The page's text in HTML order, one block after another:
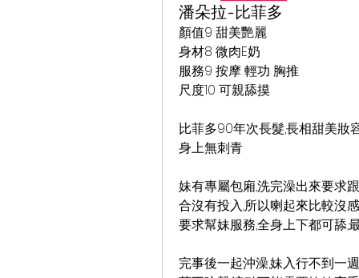
潘朵拉-比菲多
顏值9 甜美艷麗
身材8 微肉E奶
服務9 按摩 輕功 胸推
尺度10 可親舔摸
比菲多90年次長髮,長相甜美妝
身上無刺青
妹有專屬包廂,洗完澡出來要求
合沒有投入,所以喇起來比較沒
要求幫妹服務,全身上下都可舔,
完事後一起沖澡,妹入行不到一